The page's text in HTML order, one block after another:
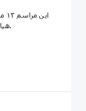
هیات داوران دنیرو در سال ۲۰۱۱ خواهد بود.